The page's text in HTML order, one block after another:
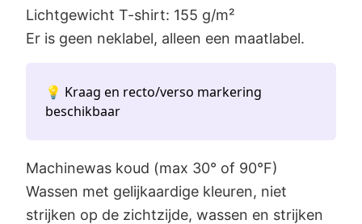
Lichtgewicht T-shirt: 155 g/m²
Er is geen neklabel, alleen een maatlabel.
💡 Kraag en recto/verso markering
beschikbaar
Machinewas koud (max 30° of 90°F)
Wassen met gelijkaardige kleuren, niet
strijken op de zichtzijde, wassen en strijken